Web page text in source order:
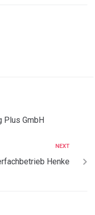
Plus GmbH
NEXT
Henke